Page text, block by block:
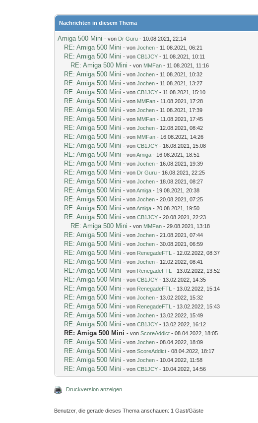
Nachrichten in diesem Thema
Amiga 500 Mini - von Dr Guru - 10.08.2021, 22:14
RE: Amiga 500 Mini - vonJochen - 11.08.2021, 06:21
RE: Amiga 500 Mini - vonCB1JCY - 11.08.2021, 10:11
RE: Amiga 500 Mini - von MMFan - 11.08.2021, 11:16
RE: Amiga 500 Mini - vonJochen - 11.08.2021, 10:32
RE: Amiga 500 Mini - vonJochen - 11.08.2021, 13:27
RE: Amiga 500 Mini - vonCB1JCY - 11.08.2021, 15:10
RE: Amiga 500 Mini - von MMFan - 11.08.2021, 17:28
RE: Amiga 500 Mini - vonJochen - 11.08.2021, 17:39
RE: Amiga 500 Mini - von MMFan - 11.08.2021, 17:45
RE: Amiga 500 Mini - vonJochen - 12.08.2021, 08:42
RE: Amiga 500 Mini - von MMFan - 16.08.2021, 14:26
RE: Amiga 500 Mini - vonCB1JCY - 16.08.2021, 15:08
RE: Amiga 500 Mini - vonAmiga - 16.08.2021, 18:51
RE: Amiga 500 Mini - vonJochen - 16.08.2021, 19:39
RE: Amiga 500 Mini - von Dr Guru - 16.08.2021, 22:25
RE: Amiga 500 Mini - vonJochen - 18.08.2021, 08:27
RE: Amiga 500 Mini - vonAmiga - 19.08.2021, 20:38
RE: Amiga 500 Mini - vonJochen - 20.08.2021, 07:25
RE: Amiga 500 Mini - vonAmiga - 20.08.2021, 19:50
RE: Amiga 500 Mini - vonCB1JCY - 20.08.2021, 22:23
RE: Amiga 500 Mini - von MMFan - 29.08.2021, 13:18
RE: Amiga 500 Mini - vonJochen - 21.08.2021, 07:44
RE: Amiga 500 Mini - vonJochen - 30.08.2021, 06:59
RE: Amiga 500 Mini - von RenegadeFTL - 12.02.2022, 08:37
RE: Amiga 500 Mini - vonJochen - 12.02.2022, 08:41
RE: Amiga 500 Mini - von RenegadeFTL - 13.02.2022, 13:52
RE: Amiga 500 Mini - vonCB1JCY - 13.02.2022, 14:35
RE: Amiga 500 Mini - von RenegadeFTL - 13.02.2022, 15:14
RE: Amiga 500 Mini - vonJochen - 13.02.2022, 15:32
RE: Amiga 500 Mini - von RenegadeFTL - 13.02.2022, 15:43
RE: Amiga 500 Mini - vonJochen - 13.02.2022, 15:49
RE: Amiga 500 Mini - vonCB1JCY - 13.02.2022, 16:12
RE: Amiga 500 Mini - vonScoreAddict - 08.04.2022, 18:05
RE: Amiga 500 Mini - vonJochen - 08.04.2022, 18:09
RE: Amiga 500 Mini - vonScoreAddict - 08.04.2022, 18:17
RE: Amiga 500 Mini - vonJochen - 10.04.2022, 11:58
RE: Amiga 500 Mini - vonCB1JCY - 10.04.2022, 14:56
Druckversion anzeigen
Benutzer, die gerade dieses Thema anschauen: 1 Gast/Gäste